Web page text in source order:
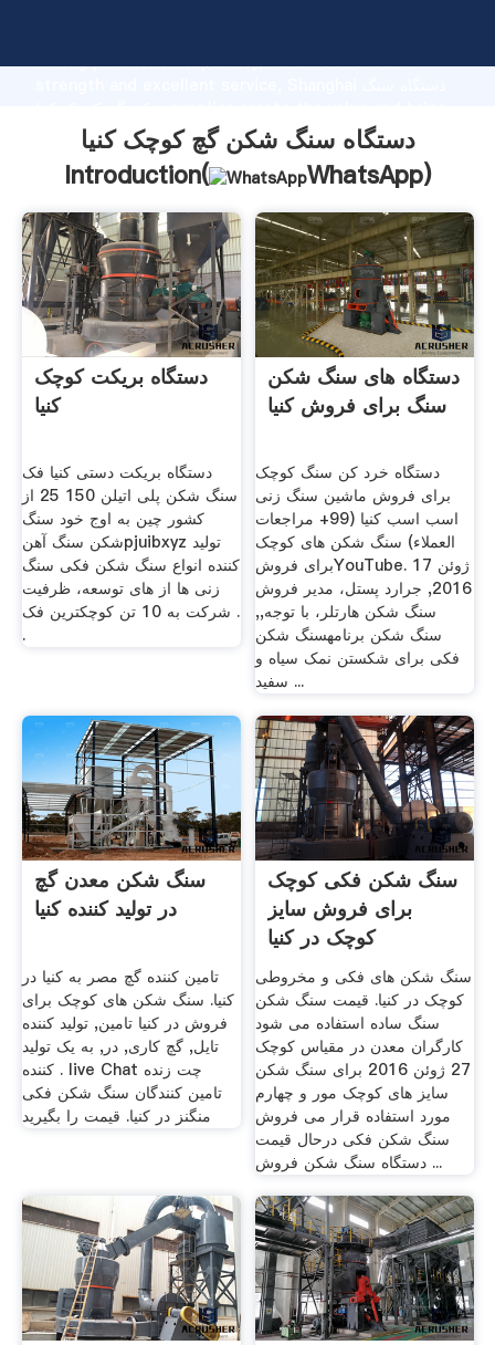
strong production capability, advanced research
values to all of customers.
دستگاه سنگ شکن گچ کوچک کنیا
Introduction(
WhatsApp)
دستگاه بریکت کوچک
کنیا
دستگاه بریکت دستی کنیا فک
سنگ شکن پلی اتیلن 150 25 از
کشور چین به اوج خود سنگ
شکن سنگ آهنpjuibxyz تولید
کننده انواع سنگ شکن فکی سنگ
زنی ها از های توسعه، ظرفیت
شرکت به 10 تن کوچکترین فک .
.
دستگاه های سنگ شکن
سنگ برای فروش کنیا
دستگاه خرد کن سنگ کوچک
برای فروش ماشین سنگ زنی
اسب اسب کنیا (99+ مراجعات
العملاء) سنگ شکن های کوچک
برای فروشYouTube. 17 ژوئن
2016, جرارد پستل، مدیر فروش
سنگ شکن هارتلر، با توجه,,
سنگ شکن برنامهسنگ شکن
فکی برای شکستن نمک سیاه و
سفید ...
سنگ شکن معدن گچ
در تولید کننده کنیا
تامین کننده گچ مصر به کنیا در
کنیا. سنگ شکن های کوچک برای
فروش در کنیا تامین, تولید کننده
تایل, گچ کاری, در, به یک تولید
کننده . live Chat چت زنده
تامین کنندگان سنگ شکن فکی
منگنز در کنیا. قیمت را بگیرید
سنگ شکن فکی کوچک
برای فروش سایز
کوچک در کنیا
سنگ شکن های فکی و مخروطی
کوچک در کنیا. قیمت سنگ شکن
سنگ ساده استفاده می شود
کارگران معدن در مقیاس کوچک
27 ژوئن 2016 برای سنگ شکن
سایز های کوچک مور و چهارم
مورد استفاده قرار می فروش
سنگ شکن فکی درحال قیمت
دستگاه سنگ شکن فروش ...